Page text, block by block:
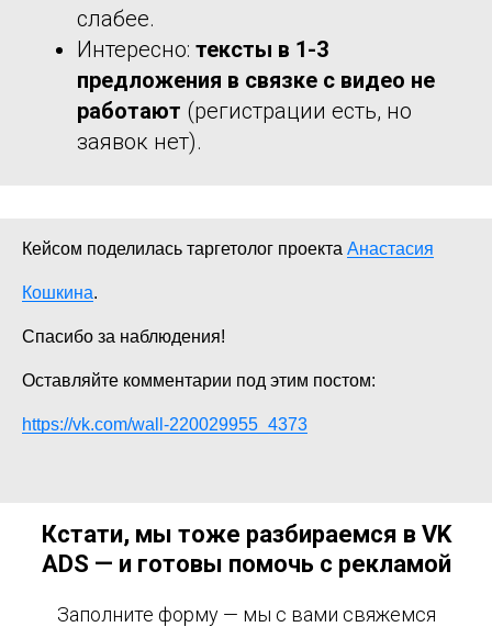
слабее.
Интересно: тексты в 1-3
предложения в связке с видео не
работают (регистрации есть, но
заявок нет).
Кейсом поделилась таргетолог проекта Анастасия
Кошкина.
Спасибо за наблюдения!
Оставляйте комментарии под этим постом:
https://vk.com/wall-220029955_4373
Кстати, мы тоже разбираемся в VK
ADS — и готовы помочь с рекламой
Заполните форму — мы с вами свяжемся